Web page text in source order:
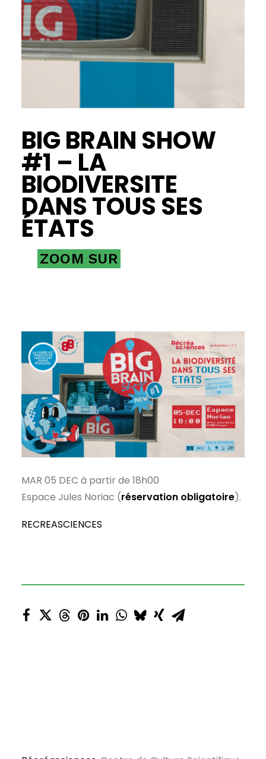
BIG BRAIN SHOW
#1 – LA
BIODIVERSITE
DANS TOUS SES
ÉTATS
ZOOM SUR
MAR 05 DEC à partir de 18h00
Espace Jules Noriac (réservation obligatoire).
RECREASCIENCES